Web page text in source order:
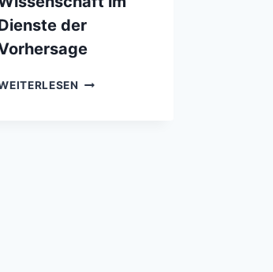
der
WETTERPROGNOSEN